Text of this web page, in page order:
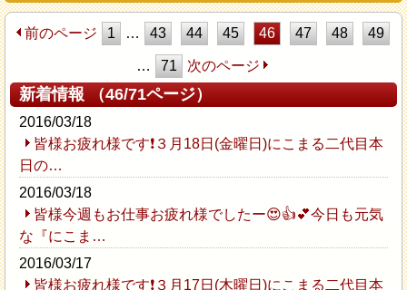
前のページ 1 … 43 44 45 46 47 48 49
… 71 次のページ
新着情報 （46/71ページ）
2016/03/18
皆様お疲れ様です❗３月18日(金曜日)にこまる二代目本
日の…
2016/03/18
皆様今週もお仕事お疲れ様でしたー😍👍💕今日も元気
な『にこま…
2016/03/17
皆様お疲れ様です❗３月17日(木曜日)にこまる二代目本